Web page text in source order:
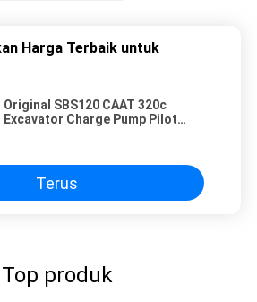
Harga Terbaik untuk
Original SBS120 CAAT 320c
Excavator Charge Pump Pilot
Terus
Top produk